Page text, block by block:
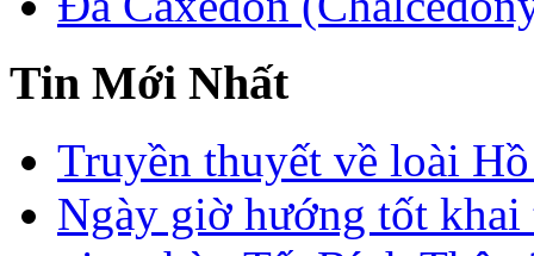
Tin Mới Nhất
Truyền thuyết về loài
Ngày giờ hướng tốt